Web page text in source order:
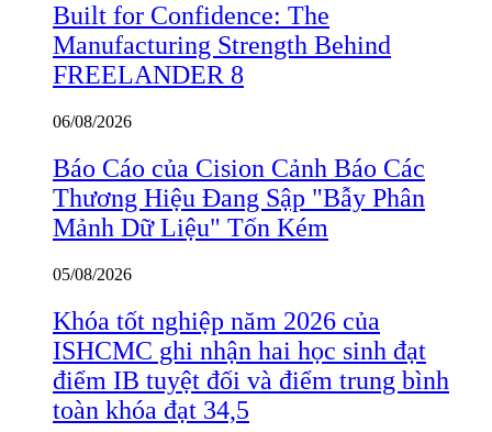
Built for Confidence: The
Manufacturing Strength Behind
FREELANDER 8
06/08/2026
Báo Cáo của Cision Cảnh Báo Các
Thương Hiệu Đang Sập "Bẫy Phân
Mảnh Dữ Liệu" Tốn Kém
05/08/2026
Khóa tốt nghiệp năm 2026 của
ISHCMC ghi nhận hai học sinh đạt
điểm IB tuyệt đối và điểm trung bình
toàn khóa đạt 34,5